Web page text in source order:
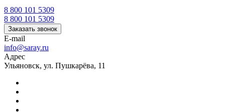
8 800 101 5309
8 800 101 5309
Заказать звонок
E-mail
info@saray.ru
Адрес
Ульяновск, ул. Пушкарёва, 11